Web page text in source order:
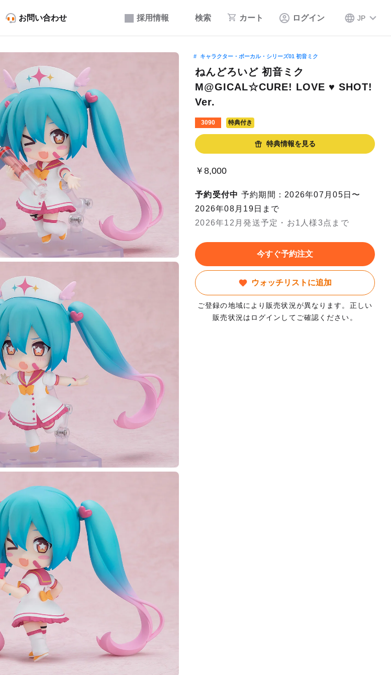
採用情報 検索 カート ログイン JP
お問い合わせ
キャラクター・ボーカル・シリーズ01 初音ミク
ねんどろいど 初音ミク
M@GICAL☆CURE! LOVE ♥ SHOT!
Ver.
3090 特典付き
特典情報を見る
￥8,000
予約受付中 予約期間：2026年07月05日〜
2026年08月19日まで
2026年12月発送予定・お1人様3点まで
今すぐ予約注文
ウォッチリストに追加
ご登録の地域により販売状況が異なります。正しい
販売状況はログインしてご確認ください。